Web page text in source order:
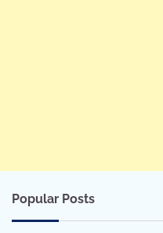
Popular Posts